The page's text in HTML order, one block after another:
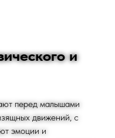
и
перед малышами
движений, с
эмоции и